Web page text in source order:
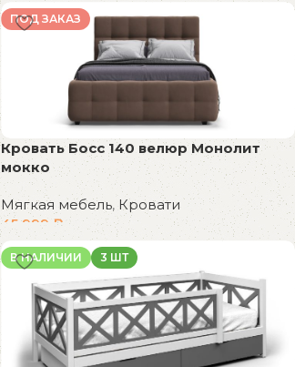
В корзину
ПОД ЗАКАЗ
Кровать Босс 140 велюр Монолит
мокко
Мягкая мебель, Кровати
45 999 ₽
В корзину
В НАЛИЧИИ 3 ШТ